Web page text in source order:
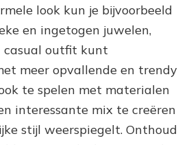
look kun je bijvoorbeeld
en ingetogen juwelen,
casual outfit kunt
meer opvallende en trendy
te spelen met materialen
interessante mix te creëren
stijl weerspiegelt. Onthoud